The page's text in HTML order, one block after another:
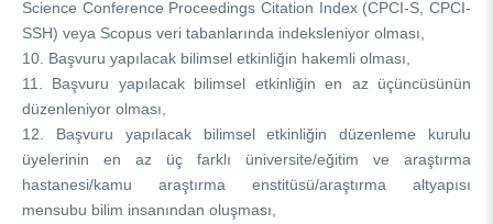
Science Conference Proceedings Citation Index (CPCI-S, CPCI-
SSH) veya Scopus veri tabanlarında indeksleniyor olması,
10. Başvuru yapılacak bilimsel etkinliğin hakemli olması,
11. Başvuru yapılacak bilimsel etkinliğin en az üçüncüsünün
düzenleniyor olması,
12. Başvuru yapılacak bilimsel etkinliğin düzenleme kurulu
üyelerinin en az üç farklı üniversite/eğitim ve araştırma
hastanesi/kamu araştırma enstitüsü/araştırma altyapısı
mensubu bilim insanından oluşması,